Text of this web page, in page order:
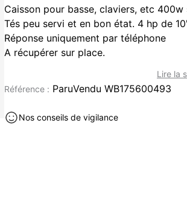
Caisson pour basse, claviers, etc 400w
Tés peu servi et en bon état. 4 hp de
Réponse uniquement par téléphone
A récupérer sur place.
Lire la
Référence : ParuVendu WB175600493
Nos conseils de vigilance